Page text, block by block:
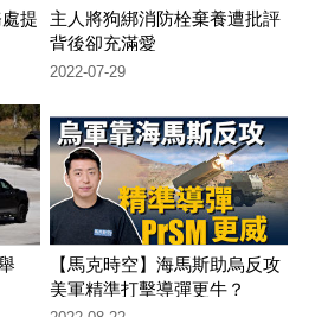
提
主人將狗綁消防栓棄養遭批評
背後卻充滿愛
2022-07-29
【馬克時空】海馬斯助烏反攻
美軍精準打擊導彈更牛？